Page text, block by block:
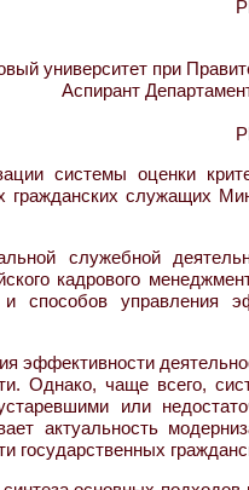
университет при
Аспирант
системы оценки
служащих
служебной
кадрового
способов управления
эффективности
Однако, чаще всего,
или
актуальность
государственных